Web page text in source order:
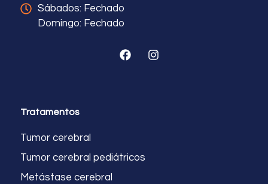
Sábados: Fechado
Domingo: Fechado
Tratamentos
Tumor cerebral
Tumor cerebral pediátricos
Metástase cerebral